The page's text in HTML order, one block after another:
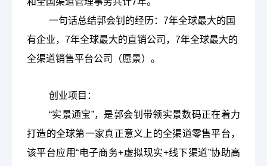
一句话总结郭会钊的经历：7年全球最大的国
有企业，7年全球最大的直销公司， 7年全球最大的
全渠道销售平台公司（愿景）。
创业项目：
“实景通宝”，是郭会钊带领实景数码正在着力
打造的全球第一家真正意义上的全渠道零售平台，
该平台应用“电子商务+虚拟现实+线下渠道”协助高